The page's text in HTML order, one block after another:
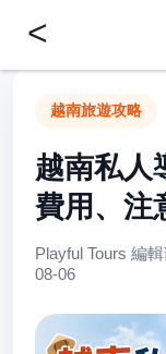
<
越南旅遊攻略
越南私人
費用、注
Playful Tours 編
08-06